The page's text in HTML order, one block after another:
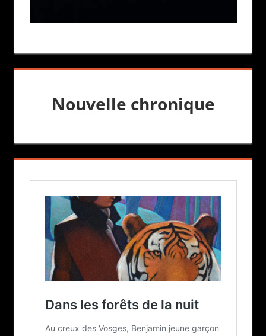
Nouvelle chronique